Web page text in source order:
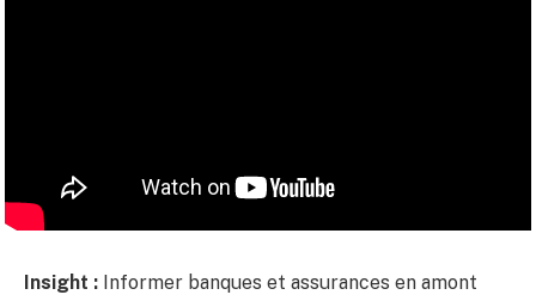
Insight : Informer banques et assurances en amont